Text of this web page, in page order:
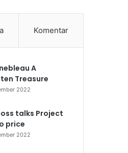
Komentar
A
Treasure
2022
talks Project
price
2022